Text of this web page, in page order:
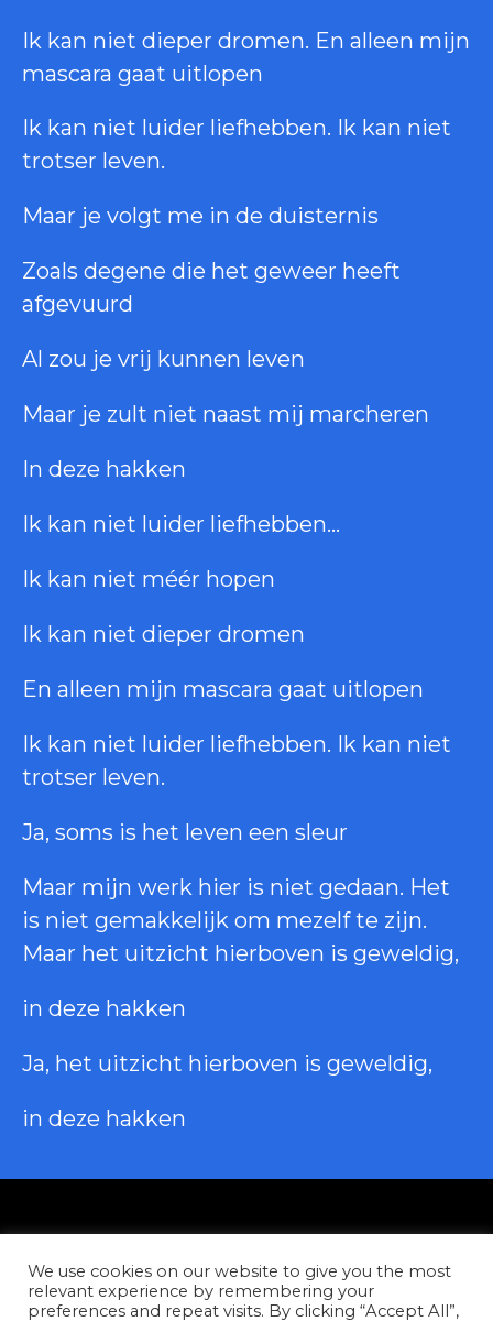
Ik kan niet dieper dromen. En alleen mijn
mascara gaat uitlopen
Ik kan niet luider liefhebben. Ik kan niet
trotser leven.
Maar je volgt me in de duisternis
Zoals degene die het geweer heeft
afgevuurd
Al zou je vrij kunnen leven
Maar je zult niet naast mij marcheren
In deze hakken
Ik kan niet luider liefhebben…
Ik kan niet méér hopen
Ik kan niet dieper dromen
En alleen mijn mascara gaat uitlopen
Ik kan niet luider liefhebben. Ik kan niet
trotser leven.
Ja, soms is het leven een sleur
Maar mijn werk hier is niet gedaan. Het
is niet gemakkelijk om mezelf te zijn.
Maar het uitzicht hierboven is geweldig,
in deze hakken
Ja, het uitzicht hierboven is geweldig,
in deze hakken
Contact
We use cookies on our website to give you the most
relevant experience by remembering your
preferences and repeat visits. By clicking “Accept All”,